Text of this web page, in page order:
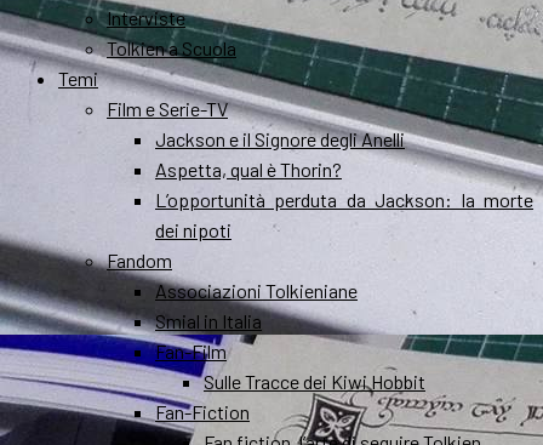
Interviste
Tolkien a Scuola
Temi
Film e Serie-TV
Jackson e il Signore degli Anelli
Aspetta, qual è Thorin?
L’opportunità perduta da Jackson: la morte
dei nipoti
Fandom
Associazioni Tolkieniane
Smial in Italia
Fan-Film
Sulle Tracce dei Kiwi Hobbit
Fan-Fiction